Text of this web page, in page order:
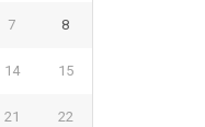
7 8
14 15
21 22